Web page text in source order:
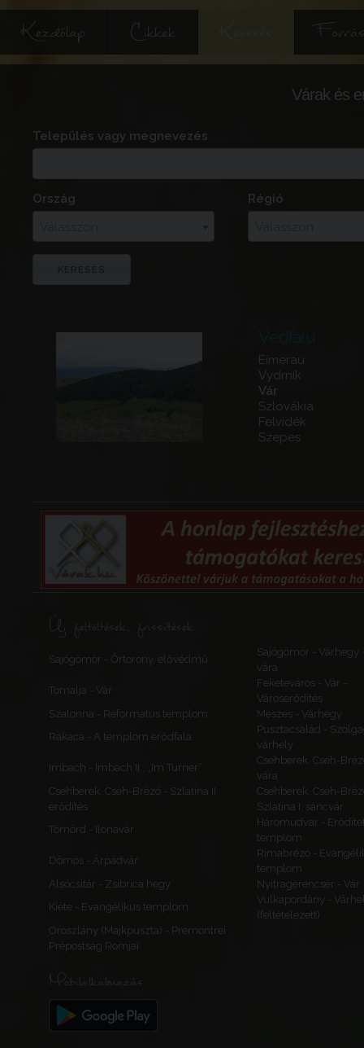
Kezdőlap Cikkek
Várak és
Település vagy megnevezés
Ország
Régió
Védfalu
Eimerau
Vydrník
Vár
Szlovákia
Felvidék
Szepes
Új feltöltések, frissítések
Sajógömör - Őrtorony, elővédmű
Sajógömör - Várhegy
vára
Tornalja - Vár
Feketeváros - Vár -
Városerődítés
Szalonna - Református templom
Meszes - Várhegy
Rakaca - A templom erődfala
Pusztacsalád -
várhely
Imbach - Imbach II., „Im Turner”
Csehberek, Cseh-
vára
Csehberek, Cseh-Brézó - Szlatina II.
erődítés
Csehberek, Cseh-
Szlatina I. sáncvár
Tömörd - Ilonavár
Háromudvar -
templom
Dömös - Árpádvár
Rimabrézó -
templom
Alsócsitár - Zsibrica hegy
Nyitragerencsér - Vár
Kiéte - Evangélikus templom
Vulkapordány -
(feltételezett)
Oroszlány (Majkpuszta) - Premontrei
Prépostság Romjai
Mobilalkalmazás